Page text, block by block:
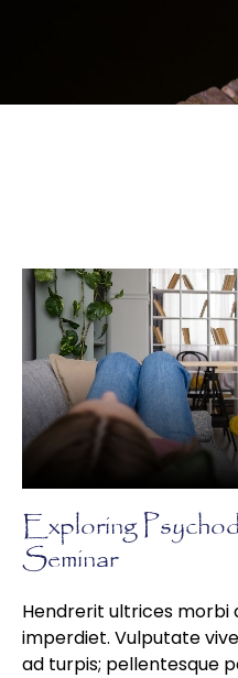
Exploring
Seminar
Hendrerit ultrices morbi
imperdiet. Vulputate
ad turpis; pellentesque